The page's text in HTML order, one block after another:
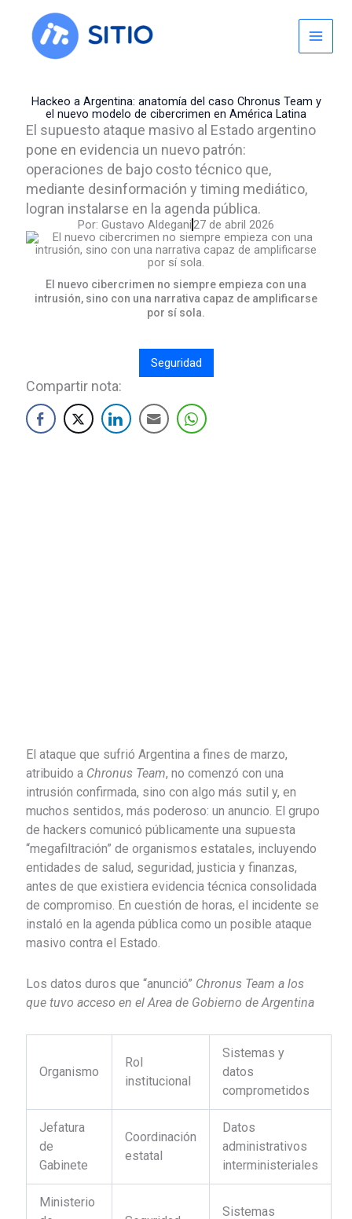
content
Hackeo a Argentina: anatomía del caso Chronus Team y
el nuevo modelo de cibercrimen en América Latina
El supuesto ataque masivo al Estado argentino
pone en evidencia un nuevo patrón:
operaciones de bajo costo técnico que,
mediante desinformación y timing mediático,
logran instalarse en la agenda pública.
Por: Gustavo Aldegani27 de abril 2026
El nuevo cibercrimen no siempre empieza con una
intrusión, sino con una narrativa capaz de amplificarse
por sí sola.
Seguridad
Compartir nota:
El ataque que sufrió Argentina a fines de marzo,
atribuido a Chronus Team, no comenzó con una
intrusión confirmada, sino con algo más sutil y, en
muchos sentidos, más poderoso: un anuncio. El grupo
de hackers comunicó públicamente una supuesta
“megafiltración” de organismos estatales, incluyendo
entidades de salud, seguridad, justicia y finanzas,
antes de que existiera evidencia técnica consolidada
de compromiso. En cuestión de horas, el incidente se
instaló en la agenda pública como un posible ataque
masivo contra el Estado.
Los datos duros que “anunció” Chronus Team a los
que tuvo acceso en el Area de Gobierno de Argentina
Organismo
Rol
institucional
Sistemas y
datos
comprometidos
Jefatura
de
Gabinete
Coordinación
estatal
Datos
administrativos
interministeriales
Ministerio
Sistemas